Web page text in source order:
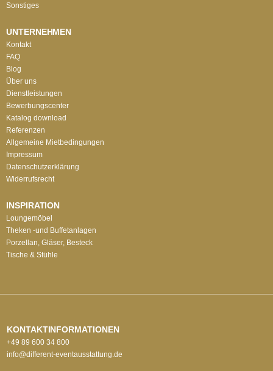
Sonstiges
UNTERNEHMEN
Kontakt
FAQ
Blog
Über uns
Dienstleistungen
Bewerbungscenter
Katalog download
Referenzen
Allgemeine Mietbedingungen
Impressum
Datenschutzerklärung
Widerrufsrecht
INSPIRATION
Loungemöbel
Theken -und Buffetanlagen
Porzellan, Gläser, Besteck
Tische & Stühle
KONTAKTINFORMATIONEN
+49 89 600 34 800
info@different-eventausstattung.de